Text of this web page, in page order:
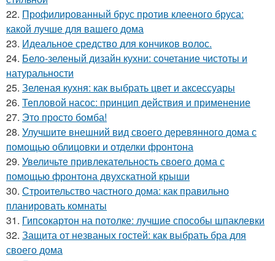
22. Профилированный брус против клееного бруса:
какой лучше для вашего дома
23. Идеальное средство для кончиков волос.
24. Бело-зеленый дизайн кухни: сочетание чистоты и
натуральности
25. Зеленая кухня: как выбрать цвет и аксессуары
26. Тепловой насос: принцип действия и применение
27. Это просто бомба!
28. Улучшите внешний вид своего деревянного дома с
помощью облицовки и отделки фронтона
29. Увеличьте привлекательность своего дома с
помощью фронтона двухскатной крыши
30. Строительство частного дома: как правильно
планировать комнаты
31. Гипсокартон на потолке: лучшие способы шпаклевки
32. Защита от незваных гостей: как выбрать бра для
своего дома